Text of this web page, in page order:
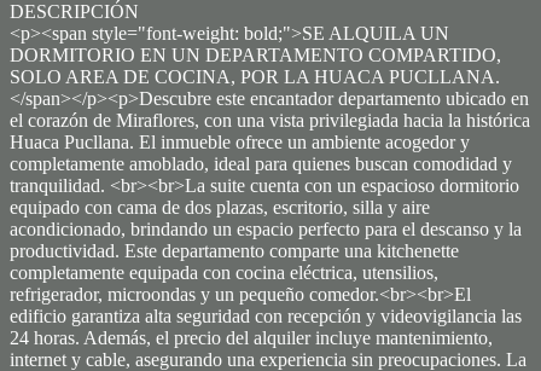
DESCRIPCIÓN
<p><span style="font-weight: bold;">SE ALQUILA UN
DORMITORIO EN UN DEPARTAMENTO COMPARTIDO,
SOLO AREA DE COCINA, POR LA HUACA PUCLLANA.
</span></p><p>Descubre este encantador departamento ubicado en
el corazón de Miraflores, con una vista privilegiada hacia la histórica
Huaca Pucllana. El inmueble ofrece un ambiente acogedor y
completamente amoblado, ideal para quienes buscan comodidad y
tranquilidad. <br><br>La suite cuenta con un espacioso dormitorio
equipado con cama de dos plazas, escritorio, silla y aire
acondicionado, brindando un espacio perfecto para el descanso y la
productividad. Este departamento comparte una kitchenette
completamente equipada con cocina eléctrica, utensilios,
refrigerador, microondas y un pequeño comedor.<br><br>El
edificio garantiza alta seguridad con recepción y videovigilancia las
24 horas. Además, el precio del alquiler incluye mantenimiento,
internet y cable, asegurando una experiencia sin preocupaciones. La